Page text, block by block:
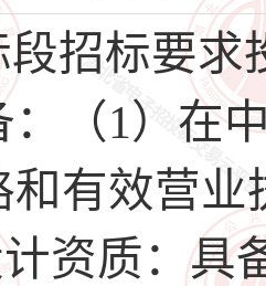
段招标要
：（1）在
和有效营
资质：具